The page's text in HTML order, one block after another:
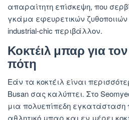
απαραίτητη επίσκεψη, που
γκάμα εφευρετικών
industrial-chic περιβάλλον.
Κοκτέιλ μπαρ για
πότη
Εάν τα κοκτέιλ είναι
Busan σας καλύπτει. Στο
μια πολυεπίπεδη εγκατάσταση
αθλητικό μπαρ και εν μέρει